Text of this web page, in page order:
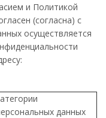
и Политикой
(согласна) с
осуществляется
данных